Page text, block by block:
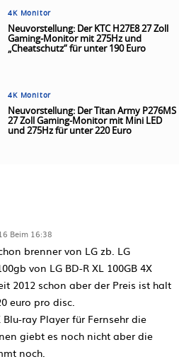
4K Monitor
Neuvorstellung: Der KTC H27E8 27 Zoll
Gaming-Monitor mit 275Hz und
„Cheatschutz“ für unter 190 Euro
4K Monitor
Neuvorstellung: Der Titan Army P276MS
27 Zoll Gaming-Monitor mit Mini LED
und 275Hz für unter 220 Euro
Beim 16:38
brenner von LG zb. LG
von LG BD-R XL 100GB 4X
2012 schon aber der Preis ist halt
euro pro disc.
ray Player für Fernsehr die
giebt es noch nicht aber die
noch.